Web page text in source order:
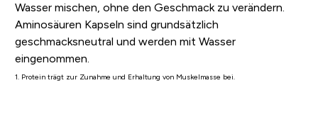
Wasser mischen, ohne den Geschmack zu verändern.
Aminosäuren Kapseln sind grundsätzlich
geschmacksneutral und werden mit Wasser
eingenommen.
1. Protein trägt zur Zunahme und Erhaltung von Muskelmasse bei.